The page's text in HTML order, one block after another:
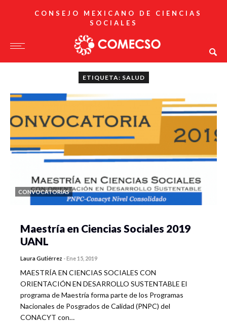
CONSEJO MEXICANO DE CIENCIAS
SOCIALES
ETIQUETA: SALUD
CONVOCATORIAS
Maestría en Ciencias Sociales 2019
UANL
Laura Gutiérrez -Ene 15, 2019
MAESTRÍA EN CIENCIAS SOCIALES CON
ORIENTACIÓN EN DESARROLLO SUSTENTABLE El
programa de Maestría forma parte de los Programas
Nacionales de Posgrados de Calidad (PNPC) del
CONACYT con…